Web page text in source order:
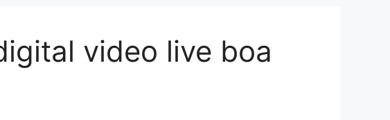
video live boa